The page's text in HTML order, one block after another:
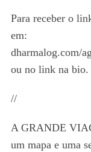
Para receber o
em:
dharmalog.com/
ou no link na bio.
//
A GRANDE
um mapa e uma